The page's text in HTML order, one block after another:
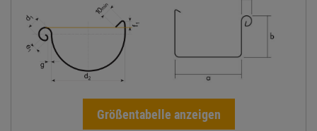
Größentabelle anzeigen